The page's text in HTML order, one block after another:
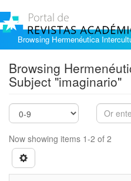
Browsing Hermenéutica
Browsing
Subject "imaginario"
Now showing items 1-2 of 2